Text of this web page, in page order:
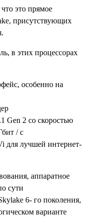
это прямое
присутствующих
в этих процессорах
особенно на
Gen 2 со скоростью
/ с
для лучшей интернет-
аппаратное
сути
6- го поколения,
варианте